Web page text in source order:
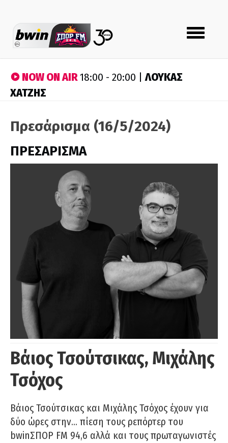
Toggle
navigation
NOW ON AIR18:00 - 20:00 |ΛΟΥΚΑΣ
ΧΑΤΖΗΣ
Πρεσάρισμα (16/5/2024)
ΠΡΕΣΑΡΙΣΜΑ
Βάιος Τσούτσικας, Μιχάλης
Τσόχος
Βάιος Τσούτσικας και Μιχάλης Τσόχος έχουν για
δύο ώρες στην… πίεση τους ρεπόρτερ του
bwinΣΠΟΡ FM 94,6 αλλά και τους πρωταγωνιστές